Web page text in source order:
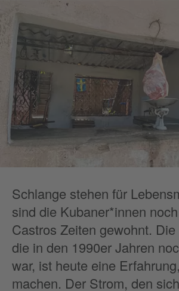
Schlange stehen für
sind die Kubaner*innen
Castros Zeiten gewohnt.
die in den 1990er Jahren
war, ist heute eine
machen. Der Strom, den